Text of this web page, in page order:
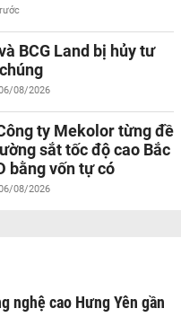
BCG Land bị hủy tư
08/2026
ty Mekolor từng đề
sắt tốc độ cao Bắc
bằng vốn tự có
08/2026
nghệ cao Hưng Yên gần